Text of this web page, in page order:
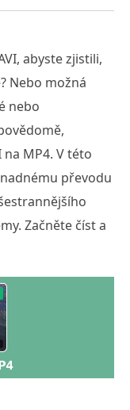
abyste zjistili,
Nebo možná
nebo
MP4. V této
převodu
Začněte číst a